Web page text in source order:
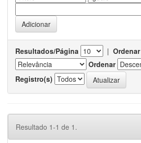
Resultados/Página |
Ordenar
Registro(s)
Resultado 1-1 de 1.